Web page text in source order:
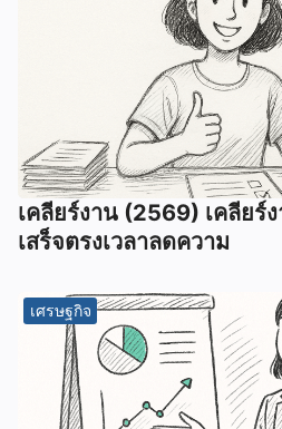
เคลียร์งาน (2569) เคลียร์
เสร็จตรงเวลาลดความ
เศรษฐกิจ